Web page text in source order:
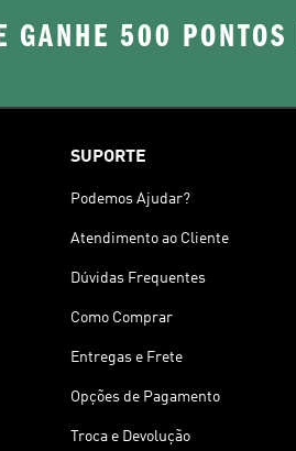
500 PONTOS
SUPORTE
Podemos Ajudar?
Atendimento ao Cliente
Dúvidas Frequentes
Como Comprar
Entregas e Frete
Opções de Pagamento
Troca e Devolução